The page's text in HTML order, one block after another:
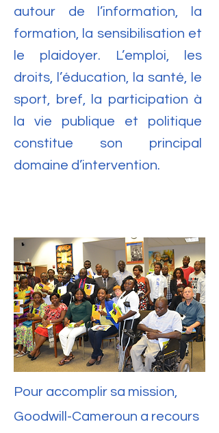
autour de l’information, la
formation, la sensibilisation et
le plaidoyer. L’emploi, les
droits, l’éducation, la santé, le
sport, bref, la participation à
la vie publique et politique
constitue son principal
domaine d’intervention.
Pour accomplir sa mission,
Goodwill-Cameroun a recours